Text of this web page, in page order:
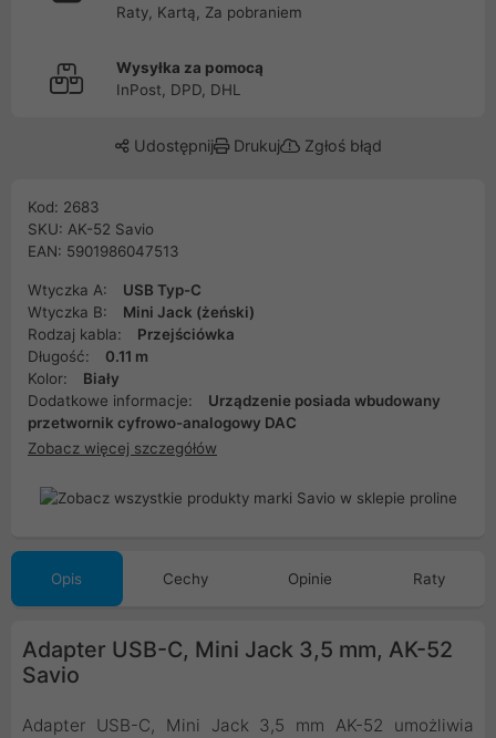
Raty, Kartą, Za pobraniem
Wysyłka za pomocą
InPost, DPD, DHL
Udostępnij Drukuj Zgłoś błąd
Kod: 2683
SKU: AK-52 Savio
EAN: 5901986047513
Wtyczka A:
USB Typ-C
Wtyczka B:
Mini Jack (żeński)
Rodzaj kabla:
Przejściówka
Długość:
0.11 m
Kolor:
Biały
Dodatkowe informacje:
Urządzenie posiada wbudowany
przetwornik cyfrowo-analogowy DAC
Zobacz więcej szczegółów
Opis Cechy Opinie Raty
Adapter USB-C, Mini Jack 3,5 mm, AK-52
Savio
Adapter USB-C, Mini Jack 3,5 mm AK-52 umożliwia